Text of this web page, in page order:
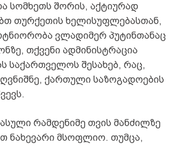
სომხეთს შორის, აქტიურად
თურქეთის ხელისუფლებასთან,
ვლადიმერ პუტინთანაც
თქვენი ადმინისტრაცია
საქართველოს შესახებ, რაც,
ქართული საზოგადოების
რამდენიმე თვის მანძილზე
ნახევარი მსოფლიო. თუმცა,